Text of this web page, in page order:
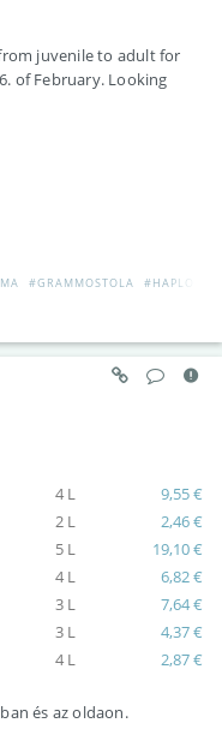
juvenile to adult for
of February. Looking
#GRAMMOSTOLA
4 L
9,55 €
2 L
2,46 €
5 L
19,10 €
4 L
6,82 €
3 L
7,64 €
3 L
4,37 €
4 L 2,87 €
és az oldaon.